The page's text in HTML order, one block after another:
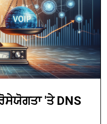
'ਤੇ DNS